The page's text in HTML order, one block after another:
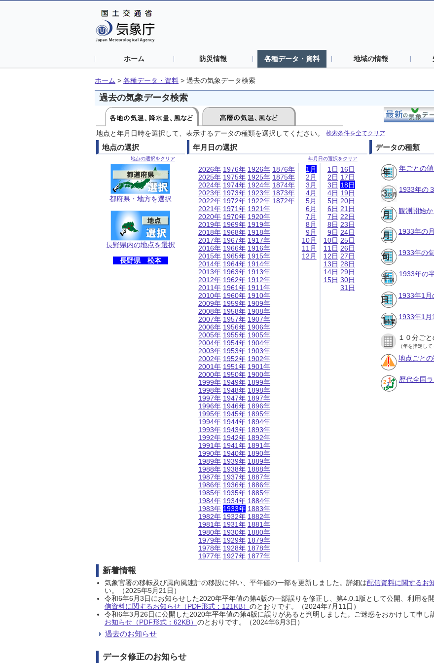
ホーム 防災情報 各種データ・資料 地域の情報
ホーム > 各種データ・資料 > 過去の気象データ検索
過去の気象データ検索
地点と年月日時を選択して、表示するデータの種類を選択してください。 検索条件を全てクリア
地点の選択
地点の選択をクリア
都府県・地方を選択
長野県内の地点を選択
長野県 松本
年月日の選択
年月日の選択をクリア
2026年
2025年
2024年
2023年
2022年
2021年
2020年
2019年
2018年
2017年
2016年
2015年
2014年
2013年
2012年
2011年
2010年
2009年
2008年
2007年
2006年
2005年
2004年
2003年
2002年
2001年
2000年
1999年
1998年
1997年
1996年
1995年
1994年
1993年
1992年
1991年
1990年
1989年
1988年
1987年
1986年
1985年
1984年
1983年
1982年
1981年
1980年
1979年
1978年
1977年
1976年
1975年
1974年
1973年
1972年
1971年
1970年
1969年
1968年
1967年
1966年
1965年
1964年
1963年
1962年
1961年
1960年
1959年
1958年
1957年
1956年
1955年
1954年
1953年
1952年
1951年
1950年
1949年
1948年
1947年
1946年
1945年
1944年
1943年
1942年
1941年
1940年
1939年
1938年
1937年
1936年
1935年
1934年
1933年
1932年
1931年
1930年
1929年
1928年
1927年
1926年
1925年
1924年
1923年
1922年
1921年
1920年
1919年
1918年
1917年
1916年
1915年
1914年
1913年
1912年
1911年
1910年
1909年
1908年
1907年
1906年
1905年
1904年
1903年
1902年
1901年
1900年
1899年
1898年
1897年
1896年
1895年
1894年
1893年
1892年
1891年
1890年
1889年
1888年
1887年
1886年
1885年
1884年
1883年
1882年
1881年
1880年
1879年
1878年
1877年
1876年
1875年
1874年
1873年
1872年
1月
2月
3月
4月
5月
6月
7月
8月
9月
10月
11月
12月
1日
2日
3日
4日
5日
6日
7日
8日
9日
10日
11日
12日
13日
14日
15日
16日
17日
18日
19日
20日
21日
22日
23日
24日
25日
26日
27日
28日
29日
30日
31日
データの種類
年ごとの
1933年の
観測開始
1933年の
1933年の
1933年の
1933年1月
1933年1月
１０分ご
（年を指定して
地点ごと
歴代全国
新着情報
気象官署の移転及び風向風速計の移設に伴い、平年値の一部を更新しました。詳細は配信資料に関するお
い。（2025年5月21日）
令和6年6月3日にお知らせした2020年平年値の第4版の一部誤りを修正し、第4.0.1版として公開、利用を
信資料に関するお知らせ（PDF形式：121KB） のとおりです。（2024年7月11日）
令和6年3月26日に公開した2020年平年値の第4版に誤りがあると判明しました。ご迷惑をおかけして申し
お知らせ（PDF形式：62KB） のとおりです。（2024年6月3日）
過去のお知らせ
データ修正のお知らせ